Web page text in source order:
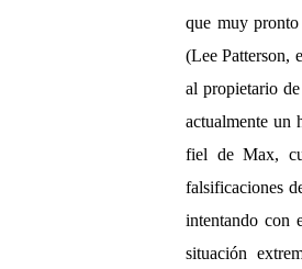
que muy
(Lee Patterson,
al propietario
actualmente un
fiel de Max,
falsificaciones
intentando con
situación